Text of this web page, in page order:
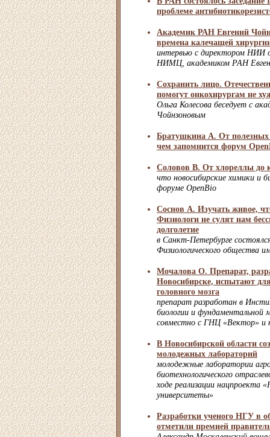
проблеме
Академик РАН Евгений
времена калечащей
интервью с директором НИИ
НИМЦ, академиком РАН
Сохранить лицо.
помогут онкохирургам не
Ольга Колесова беседует с
Чойнзоновым
Братушкина А. От полезных
чем запомнится форум
Соловов В. От хлореллы до
что новосибирские химики и
форуме OpenBio
Соснов А. Изучать живое,
Физиологи не сулят нам
долголетие
в Санкт-Петербурге
Физиологического общества
Мочалова О. Препарат,
Новосибирске, испытают
головного мозга
препарат разработан в
биологии и
совместно с ГНЦ «Вектор» и
В Новосибирской области
молодежных лабораторий
молодежные лаборатории
биотехнологического
ходе реализации нацпроекта
университеты»
Разработки ученого НГУ в
отметили премией